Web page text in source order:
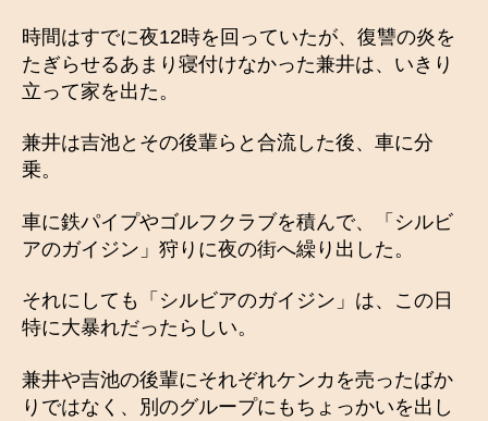
時間はすでに夜12時を回っていたが、復讐の炎を
たぎらせるあまり寝付けなかった兼井は、いきり
立って家を出た。
兼井は吉池とその後輩らと合流した後、車に分
乗。
車に鉄パイプやゴルフクラブを積んで、「シルビ
アのガイジン」狩りに夜の街へ繰り出した。
それにしても「シルビアのガイジン」は、この日
特に大暴れだったらしい。
兼井や吉池の後輩にそれぞれケンカを売ったばか
りではなく、別のグループにもちょっかいを出し